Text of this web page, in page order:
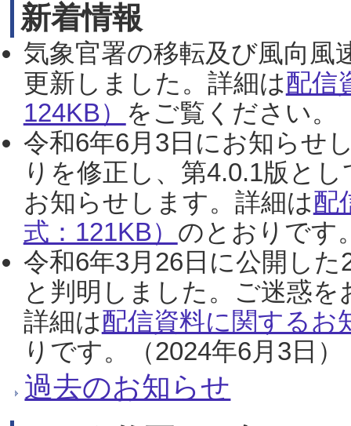
新着情報
気象官署の移転及び風向風
更新しました。詳細は配信
124KB） をご覧ください。
令和6年6月3日にお知らせ
りを修正し、第4.0.1版と
お知らせします。詳細は配
式：121KB） のとおりです
令和6年3月26日に公開し
と判明しました。ご迷惑
詳細は配信資料に関するお
りです。（2024年6月3日）
過去のお知らせ